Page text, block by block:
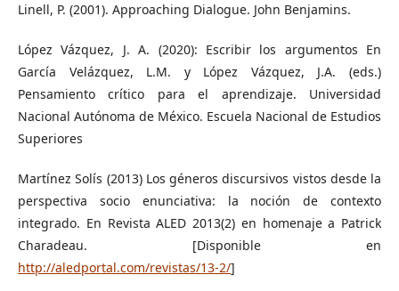
Linell, P. (2001). Approaching Dialogue. John Benjamins.
López Vázquez, J. A. (2020): Escribir los argumentos En
García Velázquez, L.M. y López Vázquez, J.A. (eds.)
Pensamiento crítico para el aprendizaje. Universidad
Nacional Autónoma de México. Escuela Nacional de Estudios
Superiores
Martínez Solís (2013) Los géneros discursivos vistos desde la
perspectiva socio enunciativa: la noción de contexto
integrado. En Revista ALED 2013(2) en homenaje a Patrick
Charadeau. [Disponible en
http://aledportal.com/revistas/13-2/]